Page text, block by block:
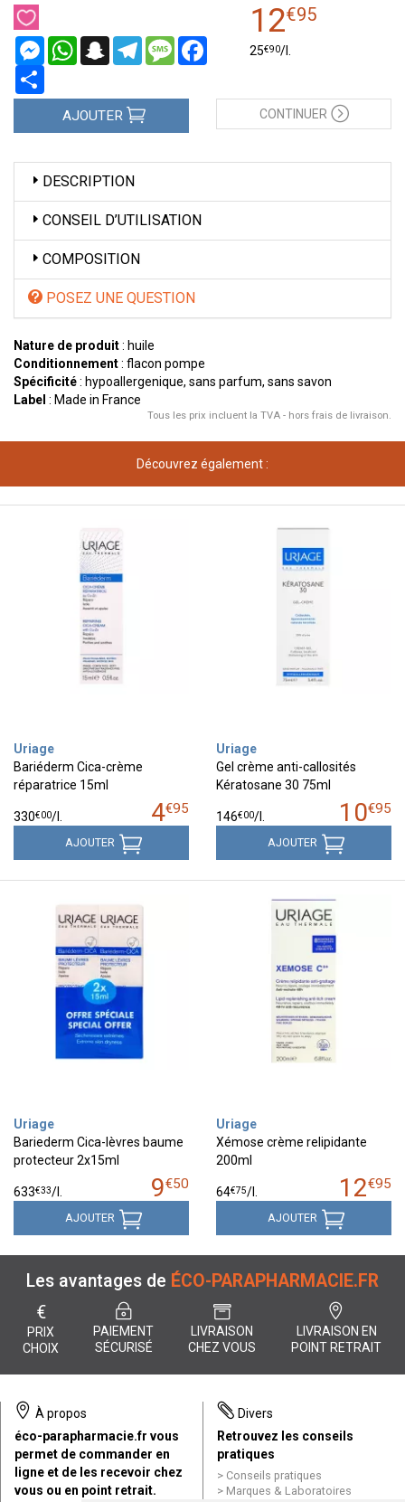
MessengerWhatsAppSnapchatTelegramMessageFacebook
12€95
25€90/
AJOUTER CONTINUER
DESCRIPTION
CONSEIL D’UTILISATION
COMPOSITION
POSEZ UNE QUESTION
Nature de produit: huile
Conditionnement: flacon pompe
Spécificité: hypoallergenique, sans parfum, sans savon
Label : Made in France
Tous les prix incluent la TVA - hors frais de livraison.
Découvrez également :
Uriage
Bariéderm Cica-crème
réparatrice 15ml
4€95
330€00/
AJOUTER
Uriage
Gel crème anti-callosités
Kératosane 30 75ml
10€95
146€00/
AJOUTER
Uriage
Bariederm Cica-lèvres baume
protecteur 2x15ml
9€50
633€33/
AJOUTER
Uriage
Xémose crème relipidante
200ml
12€95
64€75/
AJOUTER
Les avantages de ÉCO-PARAPHARMACIE.FR
€
PRIX
CHOIX
PAIEMENT
SÉCURISÉ
LIVRAISON
CHEZ VOUS
LIVRAISON EN
POINT RETRAIT
À propos
éco-parapharmacie.fr vous
permet de commander en
ligne et de les recevoir chez
vous ou en point retrait.
Divers
Retrouvez les conseils
pratiques
Conseils pratiques
Marques & Laboratoires